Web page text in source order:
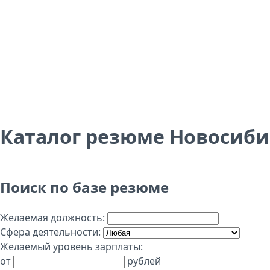
Каталог резюме
Поиск по базе резюме
Желаемая должность:
Сфера деятельности:
Желаемый уровень зарплаты:
от
рублей